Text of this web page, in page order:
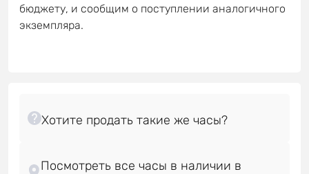
бюджету, и сообщим о поступлении аналогичного
экземпляра.
Посмотреть все часы в наличии в